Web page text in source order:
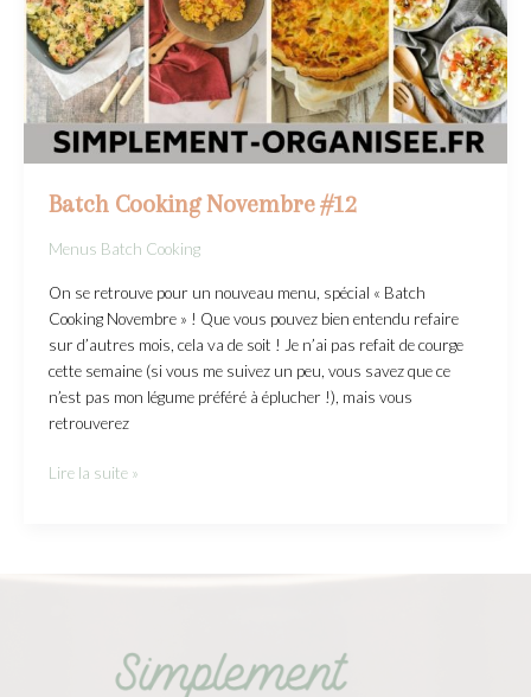
Batch Cooking Novembre #12
Menus Batch Cooking
On se retrouve pour un nouveau menu, spécial « Batch
Cooking Novembre » ! Que vous pouvez bien entendu refaire
sur d’autres mois, cela va de soit ! Je n’ai pas refait de courge
cette semaine (si vous me suivez un peu, vous savez que ce
n’est pas mon légume préféré à éplucher !), mais vous
retrouverez
Lire la suite »